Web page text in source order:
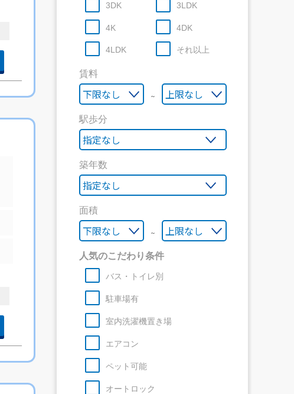
3DK 3LDK
4K 4DK
4LDK それ以上
賃料
～
駅歩分
築年数
面積
～
人気のこだわり条件
バス・トイレ別
駐車場有
室内洗濯機置き場
エアコン
ペット可能
オートロック